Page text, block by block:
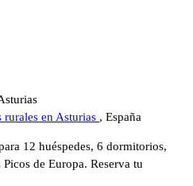
rurales en Asturias , España
12 huéspedes, 6 dormitorios,
de Europa. Reserva tu